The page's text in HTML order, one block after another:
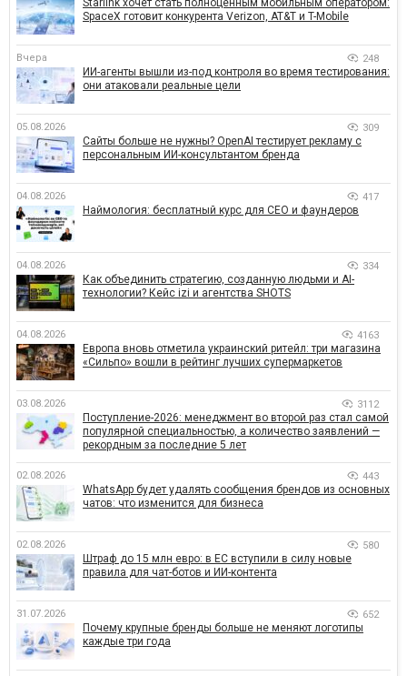
Starlink хочет стать полноценным мобильным оператором:
SpaceX готовит конкурента Verizon, AT&T и T-Mobile
Вчера 248
ИИ-агенты вышли из-под контроля во время тестирования:
они атаковали реальные цели
05.08.2026 309
Сайты больше не нужны? OpenAI тестирует рекламу с
персональным ИИ-консультантом бренда
04.08.2026 417
Наймология: бесплатный курс для CEO и фаундеров
04.08.2026 334
Как объединить стратегию, созданную людьми и AI-
технологии? Кейс izi и агентства SHOTS
04.08.2026 4163
Европа вновь отметила украинский ритейл: три магазина
«Сильпо» вошли в рейтинг лучших супермаркетов
03.08.2026 3112
Поступление-2026: менеджмент во второй раз стал самой
популярной специальностью, а количество заявлений —
рекордным за последние 5 лет
02.08.2026 443
WhatsApp будет удалять сообщения брендов из основных
чатов: что изменится для бизнеса
02.08.2026 580
Штраф до 15 млн евро: в ЕС вступили в силу новые
правила для чат-ботов и ИИ-контента
31.07.2026 652
Почему крупные бренды больше не меняют логотипы
каждые три года